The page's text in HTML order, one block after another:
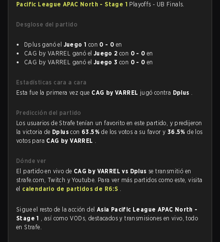
Pacific League APAC North - Stage 1 Playoffs - UB Finals.
Desglose del partido
Dplus ganó el Juego 1 con 0 - 0 en
CAG by VARREL ganó el Juego 2 con 0 - 0 en
CAG by VARREL ganó el Juego 3 con 0 - 0 en
Estadísticas cara a cara
Esta fue la primera vez que CAG by VARREL jugó contra Dplus .
Predicción del partido
Los usuarios de Strafe tenían un favorito en este partido, y predijeron
la victoria de Dpluscon 63.5%de los votos a su favor y 36.5%de los
votos para CAG by VARREL .
Dónde ver
El partido en vivo de CAG by VARREL vs Dplus se transmitió en
strafe.com, Twitch y Youtube. Para ver más partidos como este, visita
el calendario de partidos de R6:S .
Sigue el resto de la acción del Asia Pacific League APAC North -
Stage 1 , así como VODs, destacados y transmisiones en vivo, todo
en Strafe.